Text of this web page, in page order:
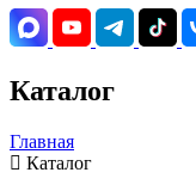
Каталог
Главная
Каталог